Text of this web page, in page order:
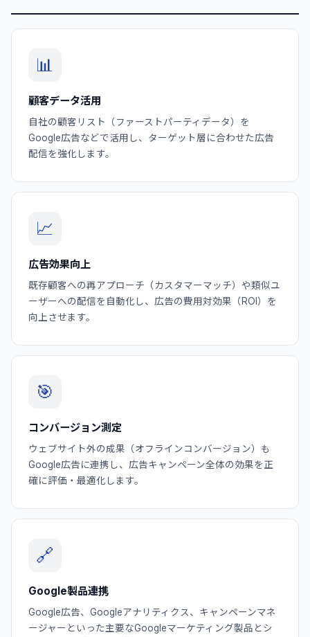
📊
顧客データ活用
自社の顧客リスト（ファーストパーティデータ）を
Google広告などで活用し、ターゲット層に合わせた広告
配信を強化します。
📈
広告効果向上
既存顧客への再アプローチ（カスタマーマッチ）や類似ユ
ーザーへの配信を自動化し、広告の費用対効果（ROI）を
向上させます。
🎯
コンバージョン測定
ウェブサイト外の成果（オフラインコンバージョン）も
Google広告に連携し、広告キャンペーン全体の効果を正
確に評価・最適化します。
🔗
Google製品連携
Google広告、Googleアナリティクス、キャンペーンマネ
ージャーといった主要なGoogleマーケティング製品とシ